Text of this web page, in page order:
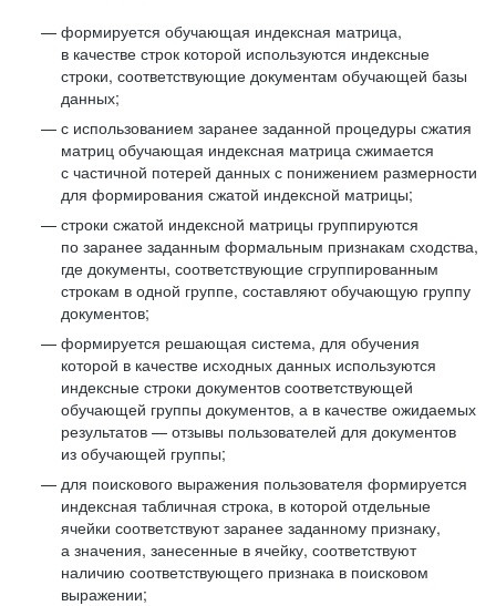
формируется обучающая индексная матрица,
в качестве строк которой используются индексные
строки, соответствующие документам обучающей базы
данных;
с использованием заранее заданной процедуры сжатия
матриц обучающая индексная матрица сжимается
с частичной потерей данных с понижением размерности
для формирования сжатой индексной матрицы;
строки сжатой индексной матрицы группируются
по заранее заданным формальным признакам сходства,
где документы, соответствующие сгруппированным
строкам в одной группе, составляют обучающую группу
документов;
формируется решающая система, для обучения
которой в качестве исходных данных используются
индексные строки документов соответствующей
обучающей группы документов, а в качестве ожидаемых
результатов — отзывы пользователей для документов
из обучающей группы;
для поискового выражения пользователя формируется
индексная табличная строка, в которой отдельные
ячейки соответствуют заранее заданному признаку,
а значения, занесенные в ячейку, соответствуют
наличию соответствующего признака в поисковом
выражении;